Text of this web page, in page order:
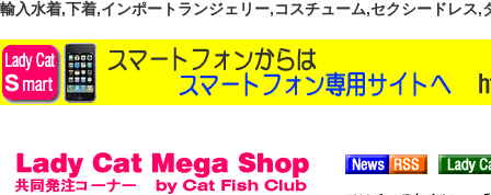
輸入水着,下着,インポートランジェリー,コスチューム,セクシードレス